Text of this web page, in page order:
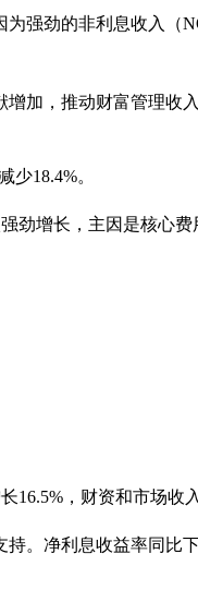
强劲的非利息收入（
加，推动财富管理收入
18.4%。
劲增长，主因是核心
16.5%，财资和市场收
。净利息收益率同比